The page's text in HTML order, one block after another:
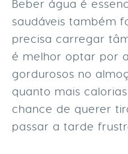
Beber água é
saudáveis também
precisa carregar
é melhor optar por
gordurosos no
quanto mais
chance de querer
passar a tarde